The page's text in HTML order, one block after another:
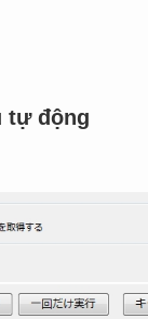
tự động